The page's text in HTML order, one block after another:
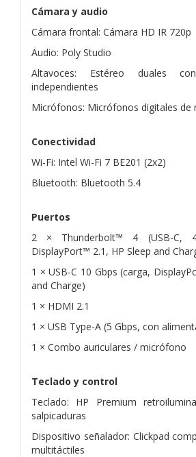
Cámara y audio
Cámara frontal: Cámara HD IR 720p
Audio: Poly Studio
Altavoces: Estéreo duales
independientes
Micrófonos: Micrófonos digitales de
Conectividad
Wi-Fi: Intel Wi-Fi 7 BE201 (2x2)
Bluetooth: Bluetooth 5.4
Puertos
2 × Thunderbolt™ 4 (USB-C,
DisplayPort™ 2.1, HP Sleep and
1 × USB-C 10 Gbps (carga,
and Charge)
1 × HDMI 2.1
1 × USB Type-A (5 Gbps, con
1 × Combo auriculares / micrófono
Teclado y control
Teclado: HP Premium
salpicaduras
Dispositivo señalador: Clickpad
multitáctiles